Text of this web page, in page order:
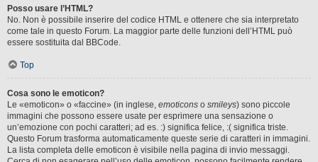
Posso usare l’HTML?
No. Non è possibile inserire del codice HTML e ottenere che sia interpretato
come tale in questo Forum. La maggior parte delle funzioni dell’HTML può
essere sostituita dal BBCode.
Top
Cosa sono le emoticon?
Le «emoticon» o «faccine» (in inglese, emoticons o smileys) sono piccole
immagini che possono essere usate per esprimere una sensazione o
un’emozione con pochi caratteri; ad es. :) significa felice, :( significa triste.
Questo Forum trasforma automaticamente queste serie di caratteri in immagini.
La lista completa delle emoticon è visibile nella pagina di invio messaggi.